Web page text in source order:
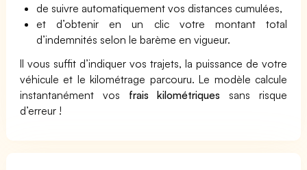
de suivre automatiquement vos distances cumulées,
et d’obtenir en un clic votre montant total
d’indemnités selon le barème en vigueur.
Il vous suffit d’indiquer vos trajets, la puissance de votre
véhicule et le kilométrage parcouru. Le modèle calcule
instantanément vos frais kilométriques sans risque
d’erreur !